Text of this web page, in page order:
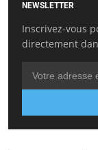
NEWSLETTER
Inscrivez-vous
directement